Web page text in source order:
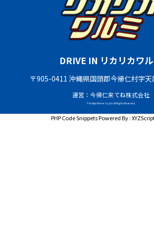
DRIVE IN リカリカワ
〒905-0411 沖縄県国頭郡今帰仁村字
運営：今帰仁来てね株式会社
© Nakijin Kitene Co.,Ltd. All Rights Reserved.
PHP Code SnippetsPowered By :